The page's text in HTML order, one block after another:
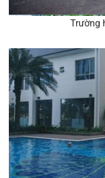
Trường